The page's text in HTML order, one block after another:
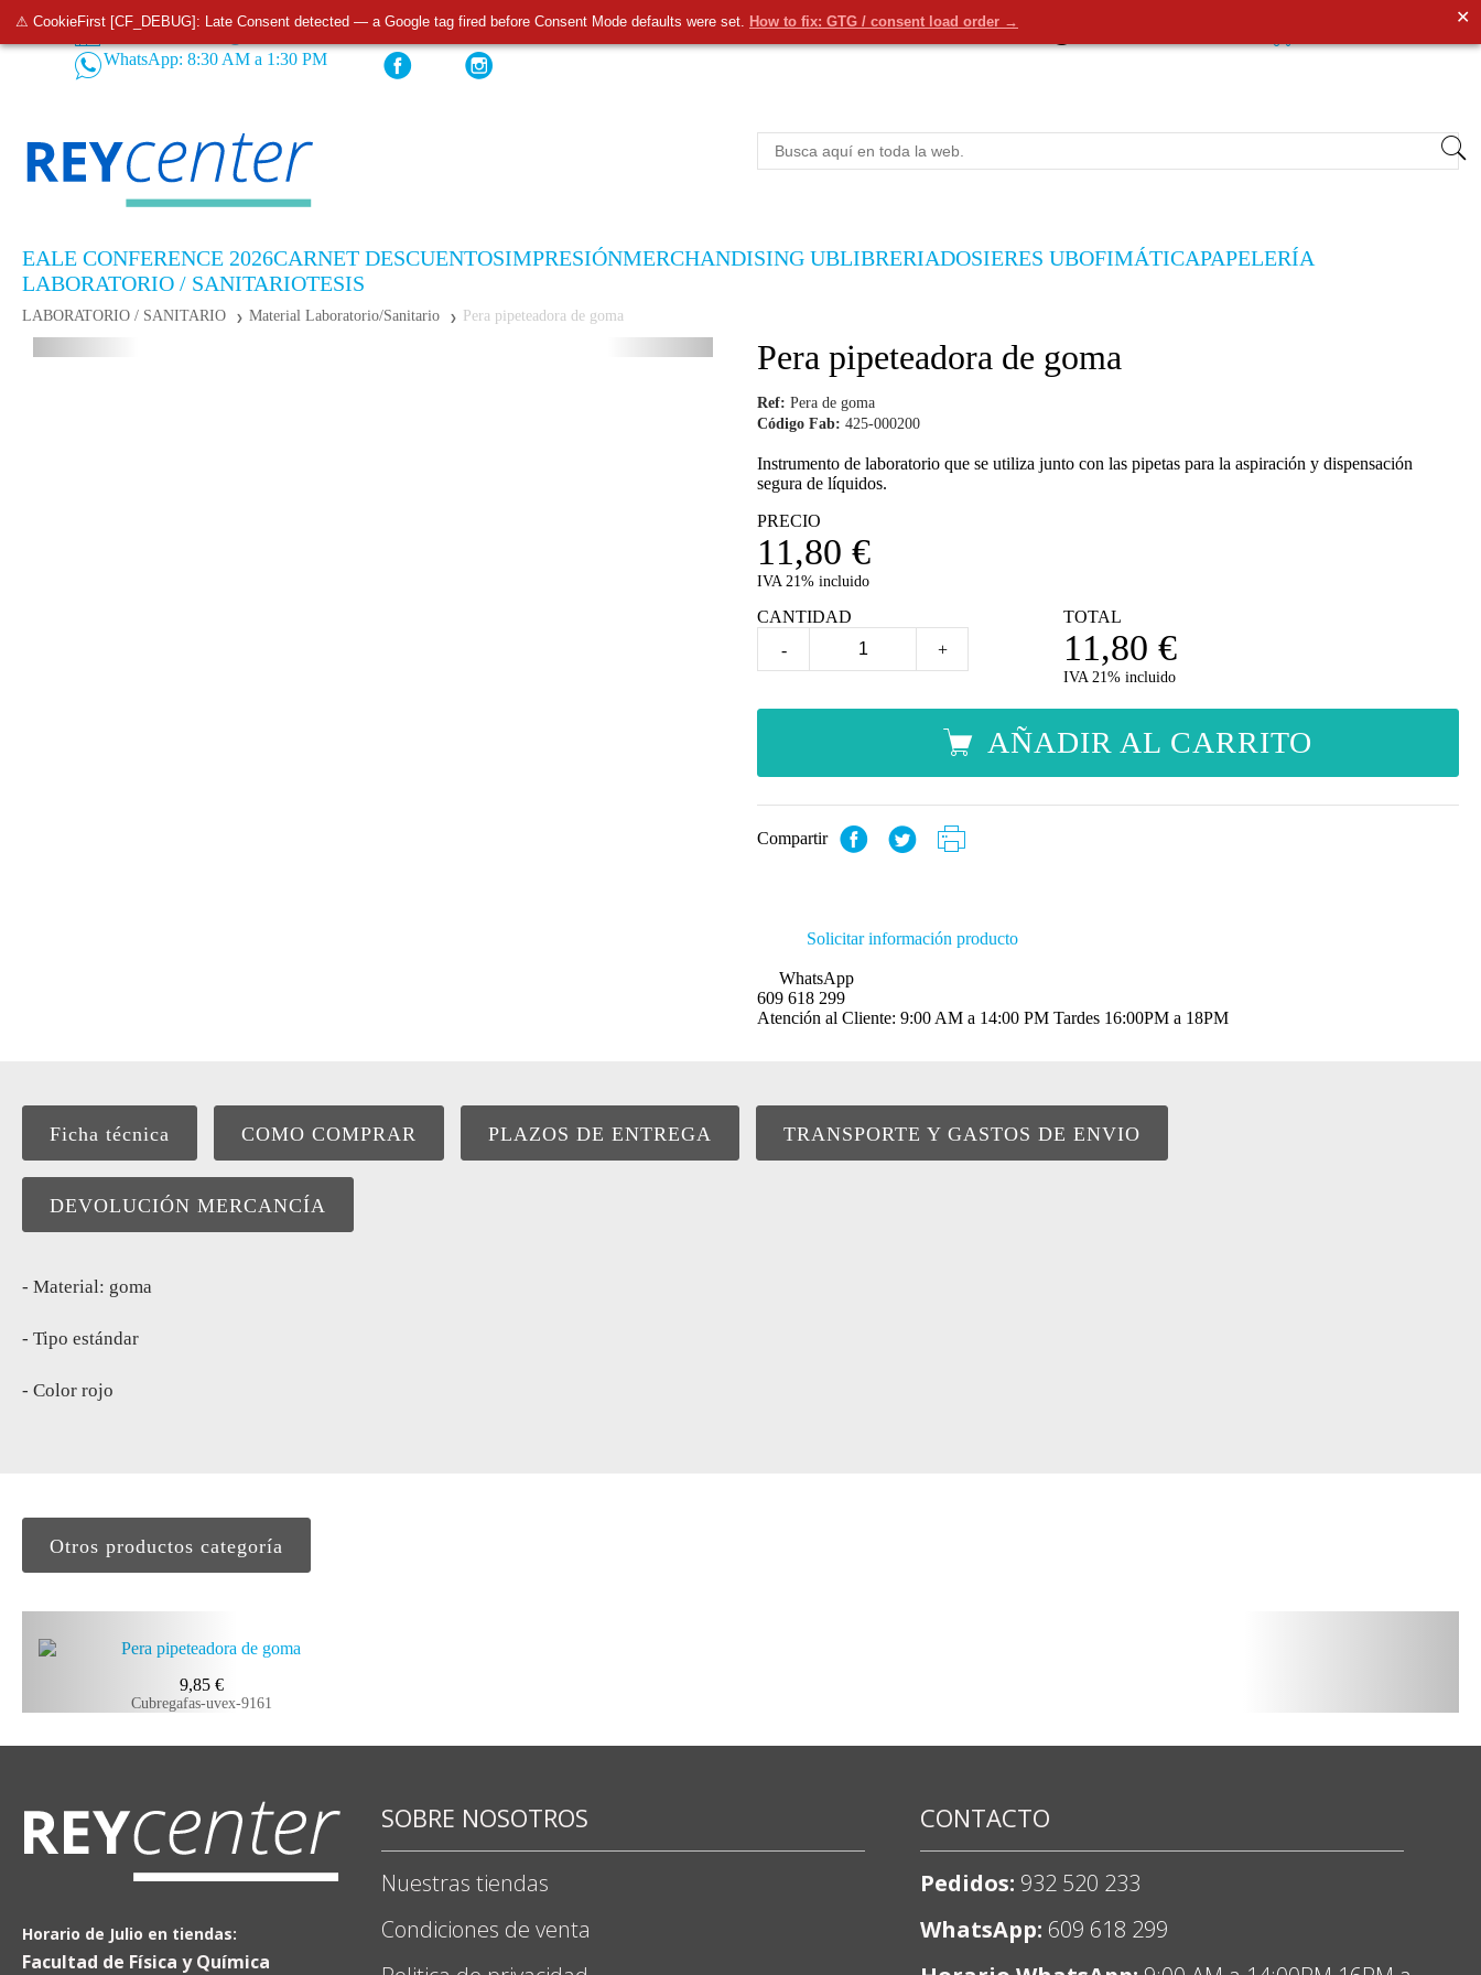
⚠ CookieFirst [CF_DEBUG]: Late Consent detected — a Google tag fired before Consent Mode defaults were set. How to fix: GTG / consent load order → ✕
Tiendas
Pedidos: 932 520 233
WhatsApp: 8:30 AM a 1:30 PM
EALE CONFERENCE 2026CARNET DESCUENTOSIMPRESIÓNMERCHANDISING UBLIBRERIADOSIERES UBOFIMÁTICAPAPELERÍA
LABORATORIO / SANITARIOTESIS
LABORATORIO / SANITARIO Material Laboratorio/Sanitario Pera pipeteadora de goma
Pera pipeteadora de goma
Ref: Pera de goma
Código Fab: 425-000200
Instrumento de laboratorio que se utiliza junto con las pipetas para la aspiración y dispensación
segura de líquidos.
PRECIO
11,80 €
IVA 21% incluido
CANTIDAD
-
+
TOTAL
11,80 €
IVA 21% incluido
AÑADIR AL CARRITO
Compartir
Solicitar información producto
WhatsApp
609 618 299
Atención al Cliente: 9:00 AM a 14:00 PM Tardes 16:00PM a 18PM
Ficha técnica COMO COMPRAR PLAZOS DE ENTREGA TRANSPORTE Y GASTOS DE ENVIO
DEVOLUCIÓN MERCANCÍA
- Material: goma
- Tipo estándar
- Color rojo
Otros productos categoría
9,85 €
Cubregafas-uvex-9161
Horario de Julio en tiendas:
Facultad de Física y Química
SOBRE NOSOTROS
Nuestras tiendas
Condiciones de venta
CONTACTO
Pedidos: 932 520 233
WhatsApp: 609 618 299